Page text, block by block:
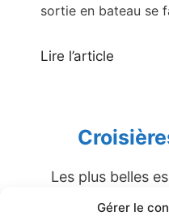
Gérer le
sortie en bateau se
Lire l’article
Les plus belles